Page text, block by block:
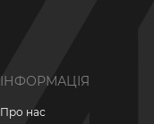
ІНФОРМАЦІЯ
Про нас